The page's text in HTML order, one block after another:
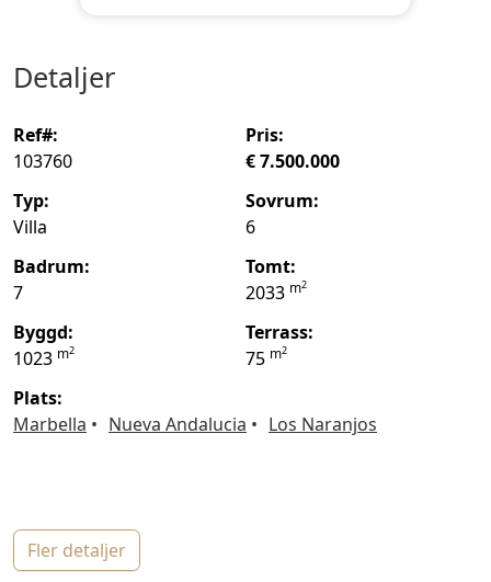
detaljer
ref#:
103760
pris:
€ 7.500.000
typ:
Villa
sovrum:
6
badrum:
7
tomt:
2033 m2
byggd:
1023 m2
terrass:
75 m2
plats:
Marbella
Nueva Andalucia Los Naranjos
fler detaljer